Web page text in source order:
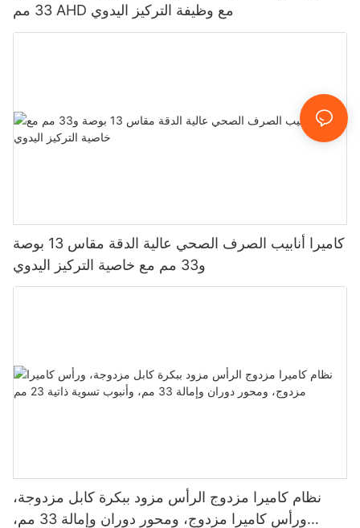
33 مم AHD مع وظيفة التركيز اليدوي
كاميرا أنابيب الصرف الصحي عالية الدقة مقاس 13 بوصة
و33 مم مع خاصية التركيز اليدوي
نظام كاميرا مزدوج الرأس مزود ببكرة كابل مزدوجة،
ورأس كاميرا مزدوج، ومحور دوران وإمالة 33 مم،